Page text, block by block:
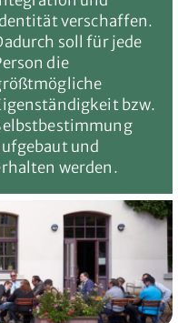
verschaffen.
soll für jede
die
bzw.
und
werden.